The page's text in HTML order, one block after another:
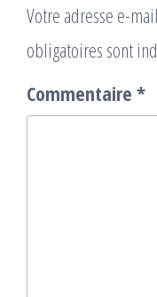
Votre adresse e-
obligatoires sont
Commentaire *